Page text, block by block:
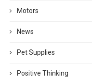
Motors
News
Pet Supplies
Positive Thinking